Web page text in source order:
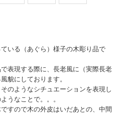
いる（あぐら）様子の木彫り品で
表現する際に、長老風に（実際長老
貌にしております。
のようなシチュエーションを表現し
うなことで。。。
すので木の外皮はいだあとの、中間